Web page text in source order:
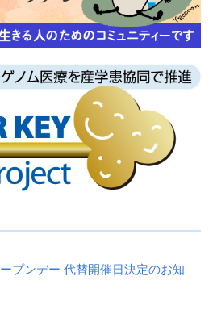
プンデー 代替開催日決定のお知